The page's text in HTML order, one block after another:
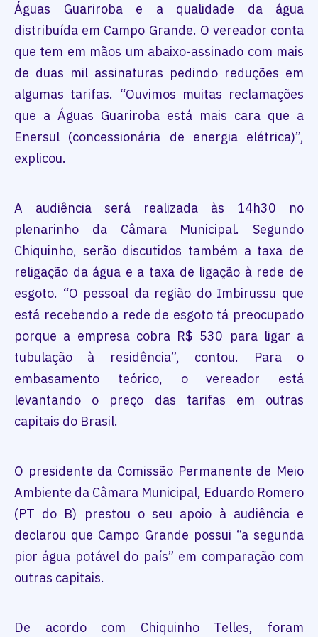
Águas Guariroba e a qualidade da água
distribuída em Campo Grande. O vereador conta
que tem em mãos um abaixo-assinado com mais
de duas mil assinaturas pedindo reduções em
algumas tarifas. “Ouvimos muitas reclamações
que a Águas Guariroba está mais cara que a
Enersul (concessionária de energia elétrica)”,
explicou.
A audiência será realizada às 14h30 no
plenarinho da Câmara Municipal. Segundo
Chiquinho, serão discutidos também a taxa de
religação da água e a taxa de ligação à rede de
esgoto. “O pessoal da região do Imbirussu que
está recebendo a rede de esgoto tá preocupado
porque a empresa cobra R$ 530 para ligar a
tubulação à residência”, contou. Para o
embasamento teórico, o vereador está
levantando o preço das tarifas em outras
capitais do Brasil.
O presidente da Comissão Permanente de Meio
Ambiente da Câmara Municipal, Eduardo Romero
(PT do B) prestou o seu apoio à audiência e
declarou que Campo Grande possui “a segunda
pior água potável do país” em comparação com
outras capitais.
De acordo com Chiquinho Telles, foram